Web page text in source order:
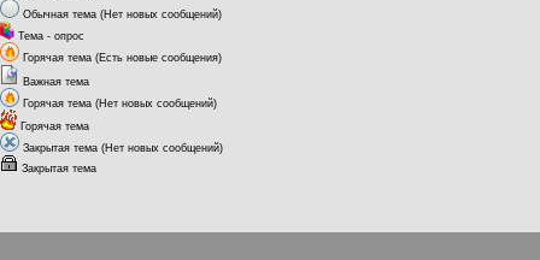
Обычная тема (Нет новых сообщений)
Тема - опрос
Горячая тема (Есть новые сообщения)
Важная тема
Горячая тема (Нет новых сообщений)
Горячая тема
Закрытая тема (Нет новых сообщений)
Закрытая тема